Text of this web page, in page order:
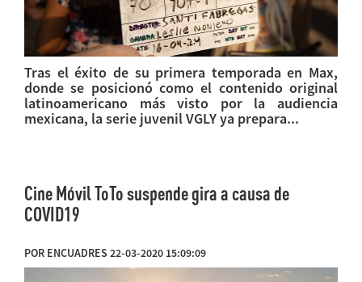
Tras el éxito de su primera temporada en Max,
donde se posicionó como el contenido original
latinoamericano más visto por la audiencia
mexicana, la serie juvenil VGLY ya prepara...
Cine Móvil ToTo suspende gira a causa de
COVID19
POR ENCUADRES 22-03-2020 15:09:09